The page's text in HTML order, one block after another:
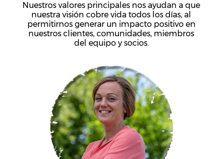
Nuestros valores principales nos ayudan a que
nuestra visión cobre vida todos los días, al
permitirnos generar un impacto positivo en
nuestros clientes, comunidades, miembros
del equipo y socios.